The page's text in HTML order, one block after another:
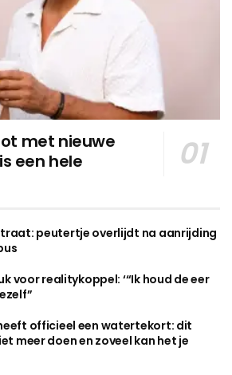
met nieuwe
een hele
peutertje overlijdt na aanrijding
voor realitykoppel: ‘“Ik houd de eer
officieel een watertekort: dit
meer doen en zoveel kan het je